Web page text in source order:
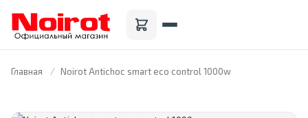
Главная Noirot Antichoc smart eco control 1000w